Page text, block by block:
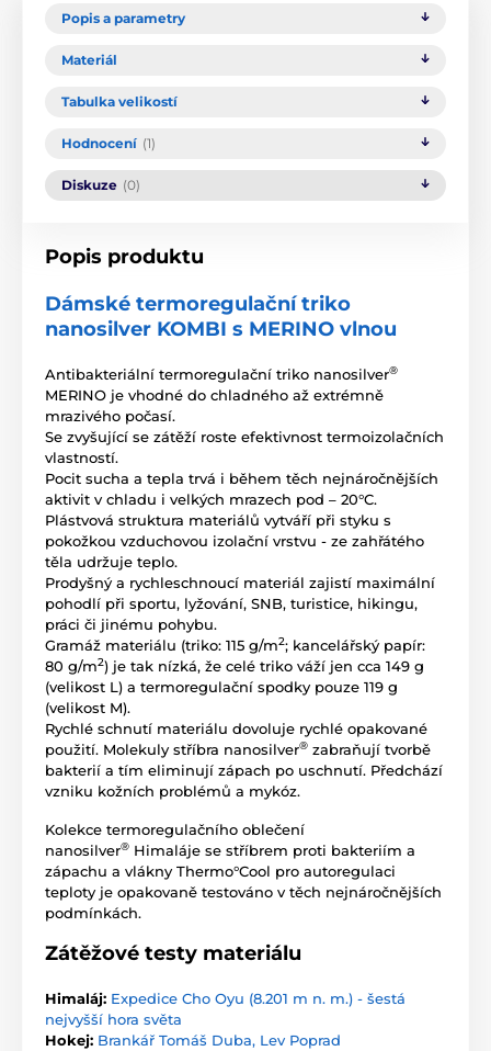
Popis a parametry
Materiál
Tabulka velikostí
Hodnocení (1)
Diskuze (0)
Popis produktu
Dámské termoregulační triko
nanosilver KOMBI s MERINO vlnou
Antibakteriální termoregulační triko nanosilver®
MERINO je vhodné do chladného až extrémně
mrazivého počasí.
Se zvyšující se zátěží roste efektivnost termoizolačních
vlastností.
Pocit sucha a tepla trvá i během těch nejnáročnějších
aktivit v chladu i velkých mrazech pod – 20°C.
Plástvová struktura materiálů vytváří při styku s
pokožkou vzduchovou izolační vrstvu - ze zahřátého
těla udržuje teplo.
Prodyšný a rychleschnoucí materiál zajistí maximální
pohodlí při sportu, lyžování, SNB, turistice, hikingu,
práci či jinému pohybu.
Gramáž materiálu (triko: 115 g/m2; kancelářský papír:
80 g/m2) je tak nízká, že celé triko váží jen cca 149 g
(velikost L) a termoregulační spodky pouze 119 g
(velikost M).
Rychlé schnutí materiálu dovoluje rychlé opakované
použití. Molekuly stříbra nanosilver® zabraňují tvorbě
bakterií a tím eliminují zápach po uschnutí. Předchází
vzniku kožních problémů a mykóz.
Kolekce termoregulačního oblečení
nanosilver® Himaláje se stříbrem proti bakteriím a
zápachu a vlákny Thermo°Cool pro autoregulaci
teploty je opakovaně testováno v těch nejnáročnějších
podmínkách.
Zátěžové testy materiálu
Himaláj: Expedice Cho Oyu (8.201 m n. m.) - šestá
nejvyšší hora světa
Hokej: Brankář Tomáš Duba, Lev Poprad